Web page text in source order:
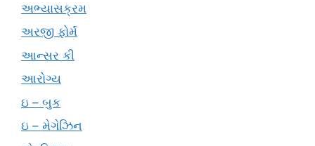
અભ્યાસક્રમ
અરજી ફોર્મ
આન્સર કી
આરોગ્ય
ઇ – બુક
ઇ – મેગેઝિન